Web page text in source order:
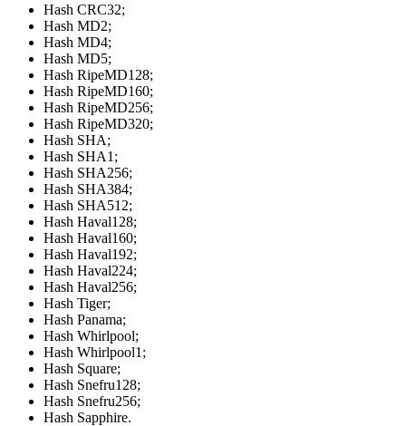
Hash CRC32;
Hash MD2;
Hash MD4;
Hash MD5;
Hash RipeMD128;
Hash RipeMD160;
Hash RipeMD256;
Hash RipeMD320;
Hash SHA;
Hash SHA1;
Hash SHA256;
Hash SHA384;
Hash SHA512;
Hash Haval128;
Hash Haval160;
Hash Haval192;
Hash Haval224;
Hash Haval256;
Hash Tiger;
Hash Panama;
Hash Whirlpool;
Hash Whirlpool1;
Hash Square;
Hash Snefru128;
Hash Snefru256;
Hash Sapphire.